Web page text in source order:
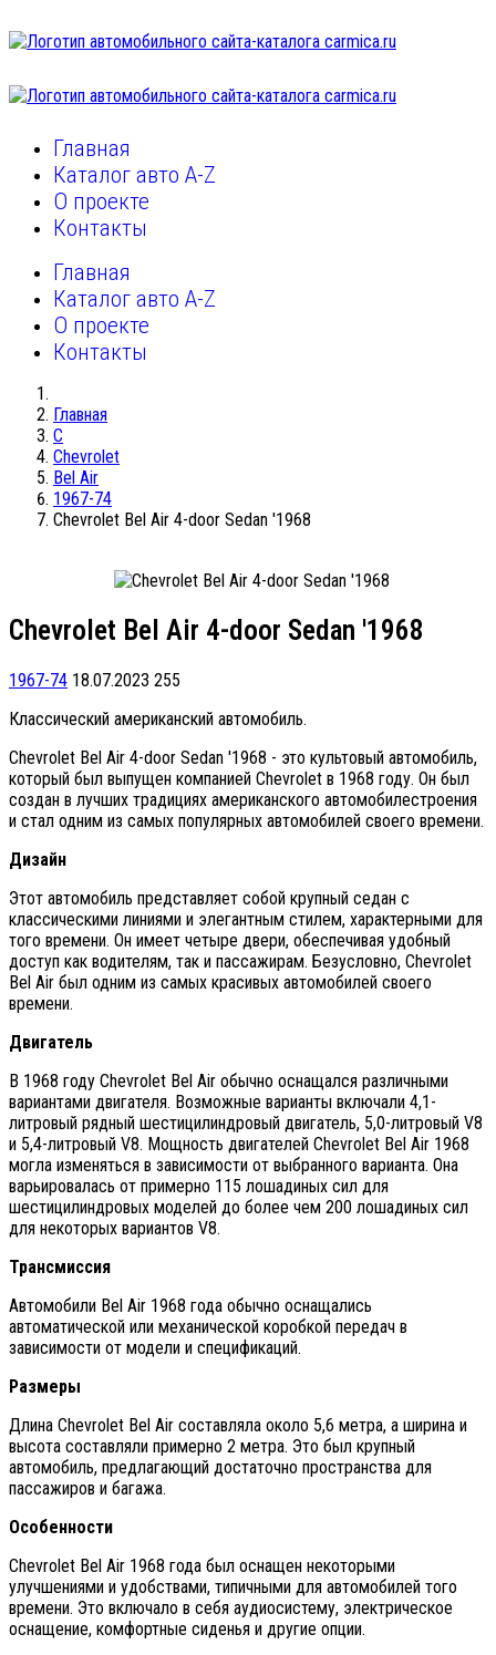
Главная
Каталог авто A-Z
О проекте
Контакты
Главная
Каталог авто A-Z
О проекте
Контакты
Главная
C
Chevrolet
Bel Air
1967-74
Chevrolet Bel Air 4-door Sedan '1968
Chevrolet Bel Air 4-door Sedan '1968
1967-74 18.07.2023 255
Классический американский автомобиль.
Chevrolet Bel Air 4-door Sedan '1968 - это культовый автомобиль,
который был выпущен компанией Chevrolet в 1968 году. Он был
создан в лучших традициях американского автомобилестроения
и стал одним из самых популярных автомобилей своего времени.
Дизайн
Этот автомобиль представляет собой крупный седан с
классическими линиями и элегантным стилем, характерными для
того времени. Он имеет четыре двери, обеспечивая удобный
доступ как водителям, так и пассажирам. Безусловно, Chevrolet
Bel Air был одним из самых красивых автомобилей своего
времени.
Двигатель
В 1968 году Chevrolet Bel Air обычно оснащался различными
вариантами двигателя. Возможные варианты включали 4,1-
литровый рядный шестицилиндровый двигатель, 5,0-литровый V8
и 5,4-литровый V8. Мощность двигателей Chevrolet Bel Air 1968
могла изменяться в зависимости от выбранного варианта. Она
варьировалась от примерно 115 лошадиных сил для
шестицилиндровых моделей до более чем 200 лошадиных сил
для некоторых вариантов V8.
Трансмиссия
Автомобили Bel Air 1968 года обычно оснащались
автоматической или механической коробкой передач в
зависимости от модели и спецификаций.
Размеры
Длина Chevrolet Bel Air составляла около 5,6 метра, а ширина и
высота составляли примерно 2 метра. Это был крупный
автомобиль, предлагающий достаточно пространства для
пассажиров и багажа.
Особенности
Chevrolet Bel Air 1968 года был оснащен некоторыми
улучшениями и удобствами, типичными для автомобилей того
времени. Это включало в себя аудиосистему, электрическое
оснащение, комфортные сиденья и другие опции.